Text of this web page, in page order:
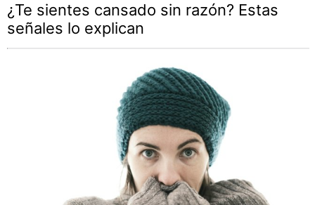
¿Te sientes cansado sin razón? Estas
señales lo explican